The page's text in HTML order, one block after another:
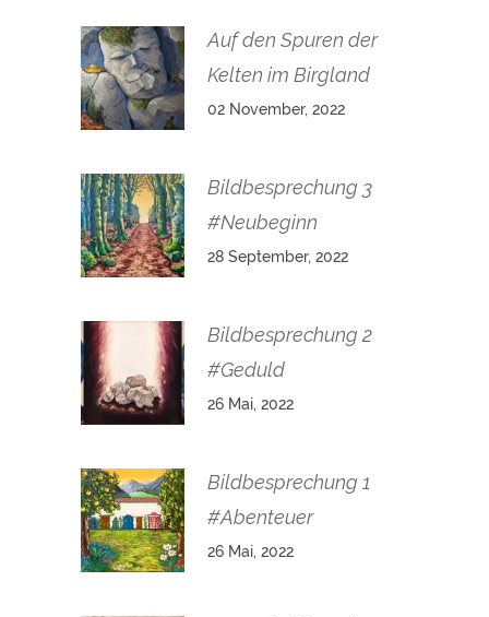
Auf den Spuren der
Kelten im Birgland
02 November, 2022
Bildbesprechung 3
#Neubeginn
28 September, 2022
Bildbesprechung 2
#Geduld
26 Mai, 2022
Bildbesprechung 1
#Abenteuer
26 Mai, 2022